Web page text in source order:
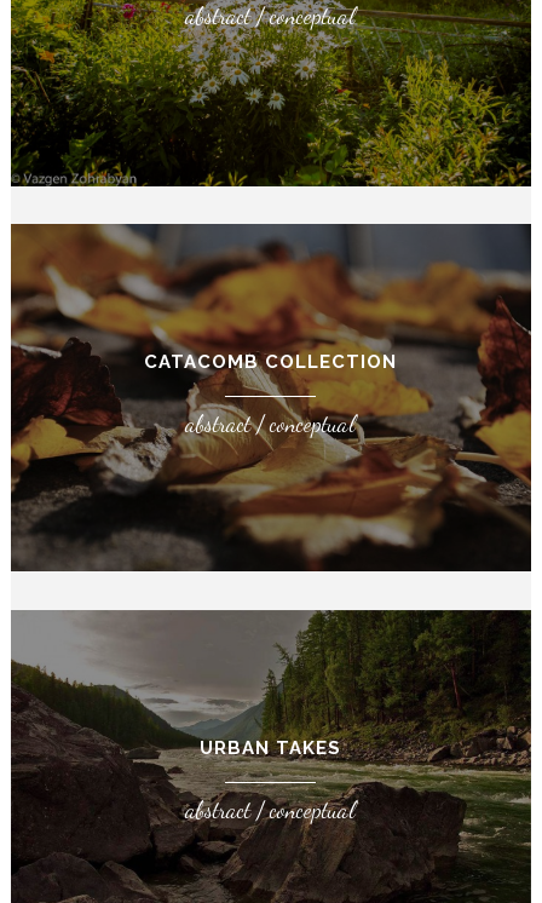
abstract / conceptual
CATACOMB COLLECTION
abstract / conceptual
URBAN TAKES
abstract / conceptual